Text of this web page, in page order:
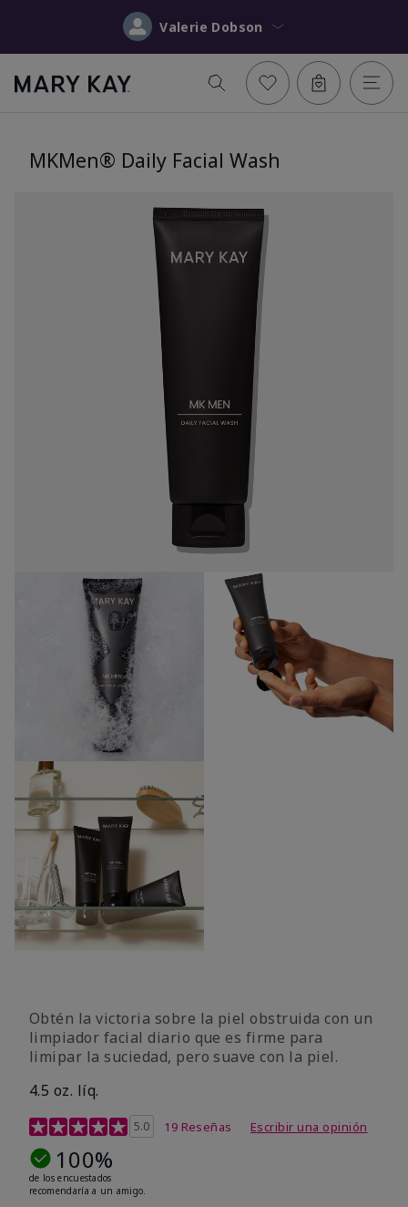
Valerie Dobson
MKMen® Daily Facial Wash
Obtén la victoria sobre la piel obstruida con un
limpiador facial diario que es firme para
limipar la suciedad, pero suave con la piel.
4.5 oz. líq.
Calificación de clientes de 5 de 5
5.0 19 Reseñas Escribir una opinión
100%
de los encuestados
recomendaría a un amigo.